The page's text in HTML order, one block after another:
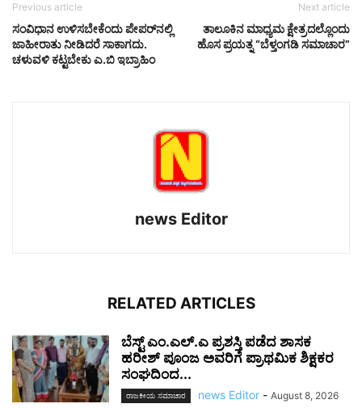
Previous article
ಸಂವಿಧಾನ ಉಳಿಸಬೇಕೆಂದು ಪೇಪರ್‌ನಲ್ಲಿ
ಜಾಹೀರಾತು ನೀಡಿದರೆ ಸಾಕಾಗದು.
ಚಳುವಳಿ ಕಟ್ಟಬೇಕು ಎ.ಬಿ ಇಬ್ರಾಹಿಂ
Next article
ತಾಲೂಕಿನ ಮಾಧ್ಯಮ ಕ್ಷೇತ್ರದಲ್ಲೊಂದು
ಹೊಸ ಪ್ರಯತ್ನ “ಬೆಳ್ತಂಗಡಿ ಸಮಾಚಾರ”
news Editor
RELATED ARTICLES
ಬೆಸ್ಟ್ ಎಂ.ಎಲ್.ಎ ಪ್ರಶಸ್ತಿ ಪಡೆದ ಶಾಸಕ
ಹರೀಶ್ ಪೂಂಜ ಅವರಿಗೆ ಪ್ರಾಥಮಿಕ ಶಿಕ್ಷಕರ
ಸಂಘದಿಂದ...
ರಾಜಕೀಯ ಸಮಾಚಾರ news Editor - August 8, 2026